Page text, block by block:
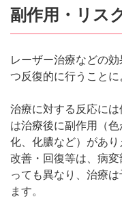
副作用・リス
レーザー治療などの
つ反復的に行うことに
治療に対する反応に
は治療後に副作用（
化、化膿など）があり
改善・回復等は、病
っても異なり、治療
ます。